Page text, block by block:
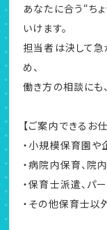
あなたに合う“ち
いけます。
担当者は決して急
め、
働き方の相談にも
【ご案内できるお仕
・小規模保育園
・病院内保育、院
・保育士派遣、パ
・その他保育士以